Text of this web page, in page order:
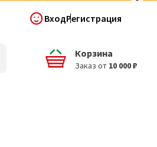
ВходРегистрация
Корзина
Заказ от 10 000 ₽